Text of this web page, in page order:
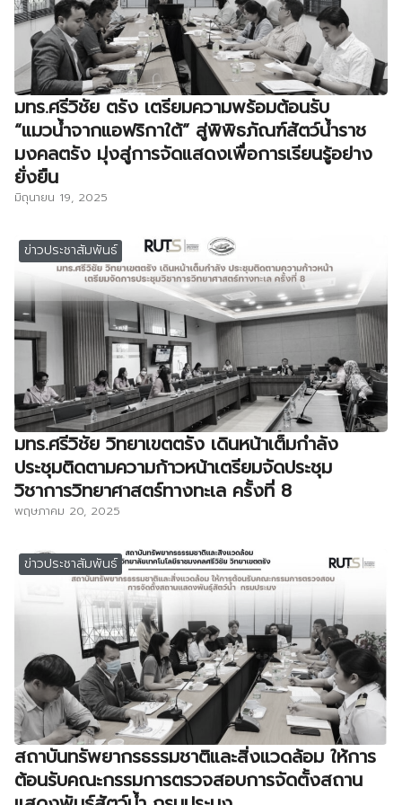
มทร.ศรีวิชัย ตรัง เตรียมความพร้อมต้อนรับ
“แมวน้ำจากแอฟริกาใต้” สู่พิพิธภัณฑ์สัตว์น้ำราช
มงคลตรัง มุ่งสู่การจัดแสดงเพื่อการเรียนรู้อย่าง
ยั่งยืน
มิถุนายน 19, 2025
ข่าวประชาสัมพันธ์
มทร.ศรีวิชัย วิทยาเขตตรัง เดินหน้าเต็มกำลัง
ประชุมติดตามความก้าวหน้าเตรียมจัดประชุม
วิชาการวิทยาศาสตร์ทางทะเล ครั้งที่ 8
พฤษภาคม 20, 2025
ข่าวประชาสัมพันธ์
สถาบันทรัพยากรธรรมชาติและสิ่งแวดล้อม ให้การ
ต้อนรับคณะกรรมการตรวจสอบการจัดตั้งสถาน